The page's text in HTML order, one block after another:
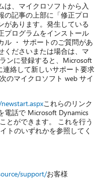
は、マイクロソフトから入
の記事の上部に「修正プロ
があります。発生している
プログラムをインストール
ル ・ サポートのご質問があ
くださいまたは場合は、マ
ンに登録すると、Microsoft
連絡して新しいサポート要求
のマイクロソフト web サイ
これらのリンク
電話で Microsoft Dynamics
とができます。 これを行う
トのいずれかを参照してく
support/お客様